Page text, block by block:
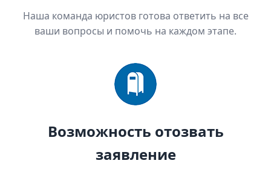
Наша команда юристов готова ответить на все
ваши вопросы и помочь на каждом этапе.
Возможность отозвать
заявление